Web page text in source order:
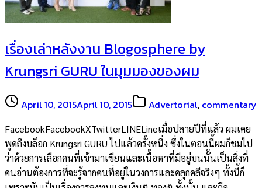
เรื่องเล่าหลังงาน Blogosphere by
Krungsri GURU ในมุมมองของผม
April 10, 2015April 10, 2015 Advertorial, commentary
FacebookFacebookXTwitterLINELineเมื่อปลายปีที่แล้ว ผมเคย
พูดถึงบล็อก Krungsri GURU ไปแล้วครั้งหนึ่ง ซึ่งในตอนนี้ผมก็ชมไป
ว่าด้วยการเลือกคนที่เข้ามาเขียนและเนื้อหาที่มีอยู่บนนั้นเป็นสิ่งที่
คนอ่านต้องการที่จะรู้จากคนที่อยู่ในวงการและคลุกคลีจริงๆ ทั้งนี้ก็